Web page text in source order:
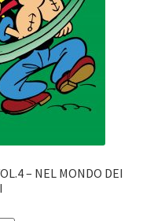
– NEL MONDO DEI